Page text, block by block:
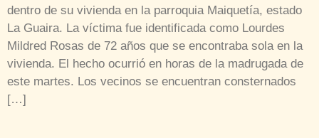
dentro de su vivienda en la parroquia Maiquetía, estado
La Guaira. La víctima fue identificada como Lourdes
Mildred Rosas de 72 años que se encontraba sola en la
vivienda. El hecho ocurrió en horas de la madrugada de
este martes. Los vecinos se encuentran consternados
[…]